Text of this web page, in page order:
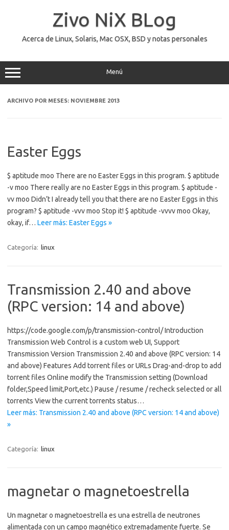
Zivo NiX BLog
Acerca de Linux, Solaris, Mac OSX, BSD y notas personales
Menú
ARCHIVO POR MESES: NOVIEMBRE 2013
Easter Eggs
$ aptitude moo There are no Easter Eggs in this program. $ aptitude
-v moo There really are no Easter Eggs in this program. $ aptitude -
vv moo Didn’t I already tell you that there are no Easter Eggs in this
program? $ aptitude -vvv moo Stop it! $ aptitude -vvvv moo Okay,
okay, if… Leer más: Easter Eggs »
Categoría: linux
Transmission 2.40 and above
(RPC version: 14 and above)
https://code.google.com/p/transmission-control/ Introduction
Transmission Web Control is a custom web UI, Support
Transmission Version Transmission 2.40 and above (RPC version: 14
and above) Features Add torrent files or URLs Drag-and-drop to add
torrent files Online modify the Transmission setting (Download
folder,Speed ​​limit,Port,etc.) Pause / resume / recheck selected or all
torrents View the current torrents status…
Leer más: Transmission 2.40 and above (RPC version: 14 and above)
»
Categoría: linux
magnetar o magnetoestrella
Un magnetar o magnetoestrella es una estrella de neutrones
alimentada con un campo magnético extremadamente fuerte. Se